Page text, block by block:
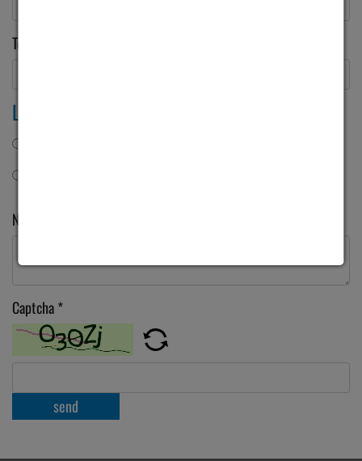
Telefon
Leasing?
Nachricht
Captcha*
send